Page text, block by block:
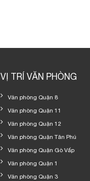
VỊ TRÍ VĂN PHÒNG
Văn phòng Quận 8
Văn phòng Quận 11
Văn phòng Quận 12
Văn phòng Quận Tân Phú
Văn phòng Quận Gò Vấp
Văn phòng Quận 1
Văn phòng Quận 3